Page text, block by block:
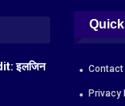
इलजिन
Contact
Privacy